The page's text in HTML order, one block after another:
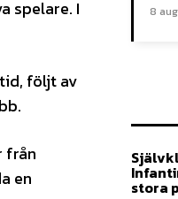
spelare. I
följt av
från
en
8
stora